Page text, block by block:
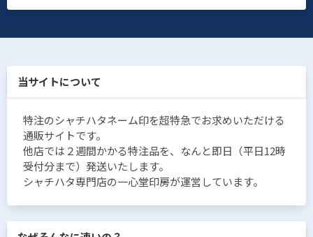
当サイトについて
特注のシャチハタネーム印を超特急でお求めいただける
通販サイトです。
他店では２週間かかる特注品を、なんと即日（平日12時
受付分まで）発送いたします。
シャチハタ専門店の一心堂印房が運営しています。